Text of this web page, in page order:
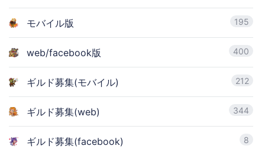
モバイル版 195
web/facebook版 400
ギルド募集(モバイル) 212
ギルド募集(web) 344
ギルド募集(facebook) 8